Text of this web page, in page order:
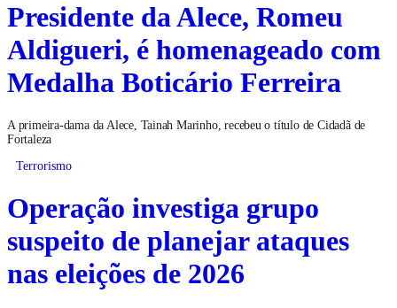
Presidente da Alece, Romeu
Aldigueri, é homenageado com
Medalha Boticário Ferreira
A primeira-dama da Alece, Tainah Marinho, recebeu o título de Cidadã de
Fortaleza
Terrorismo
Operação investiga grupo
suspeito de planejar ataques
nas eleições de 2026